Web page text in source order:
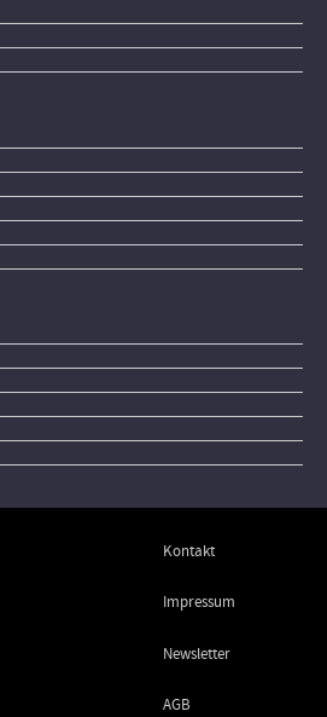
Kontakt
Impressum
Newsletter
AGB